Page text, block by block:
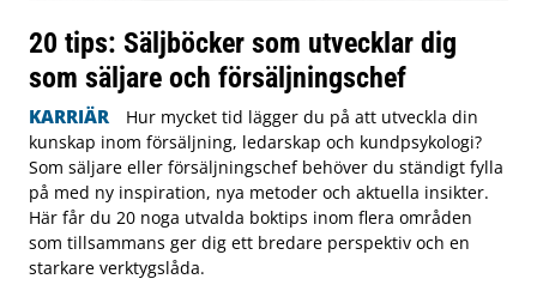
20 tips: Säljböcker som utvecklar dig
som säljare och försäljningschef
KARRIÄR
Hur mycket tid lägger du på att utveckla din
kunskap inom försäljning, ledarskap och kundpsykologi?
Som säljare eller försäljningschef behöver du ständigt fylla
på med ny inspiration, nya metoder och aktuella insikter.
Här får du 20 noga utvalda boktips inom flera områden
som tillsammans ger dig ett bredare perspektiv och en
starkare verktygslåda.